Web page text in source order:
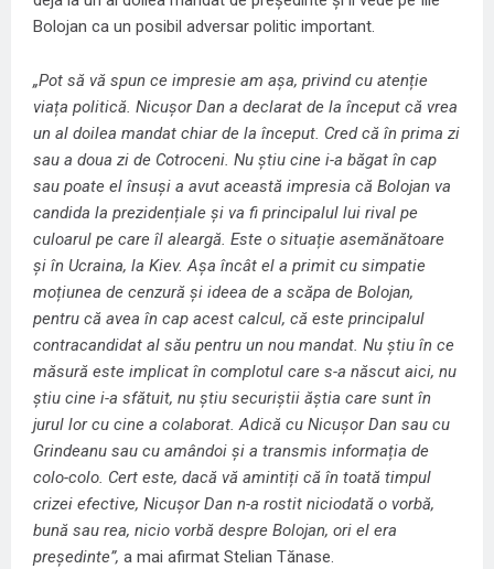
Bolojan ca un posibil adversar politic important.
„Pot să vă spun ce impresie am așa, privind cu atenție
viața politică. Nicușor Dan a declarat de la început că vrea
un al doilea mandat chiar de la început. Cred că în prima zi
sau a doua zi de Cotroceni. Nu știu cine i-a băgat în cap
sau poate el însuși a avut această impresia că Bolojan va
candida la prezidențiale și va fi principalul lui rival pe
culoarul pe care îl aleargă. Este o situație asemănătoare
și în Ucraina, la Kiev. Așa încât el a primit cu simpatie
moțiunea de cenzură și ideea de a scăpa de Bolojan,
pentru că avea în cap acest calcul, că este principalul
contracandidat al său pentru un nou mandat. Nu știu în ce
măsură este implicat în complotul care s-a născut aici, nu
știu cine i-a sfătuit, nu știu securiștii ăștia care sunt în
jurul lor cu cine a colaborat. Adică cu Nicușor Dan sau cu
Grindeanu sau cu amândoi și a transmis informația de
colo-colo. Cert este, dacă vă amintiți că în toată timpul
crizei efective, Nicușor Dan n-a rostit niciodată o vorbă,
bună sau rea, nicio vorbă despre Bolojan, ori el era
președinte”, a mai afirmat Stelian Tănase.